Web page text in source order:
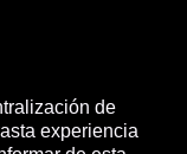
de
experiencia